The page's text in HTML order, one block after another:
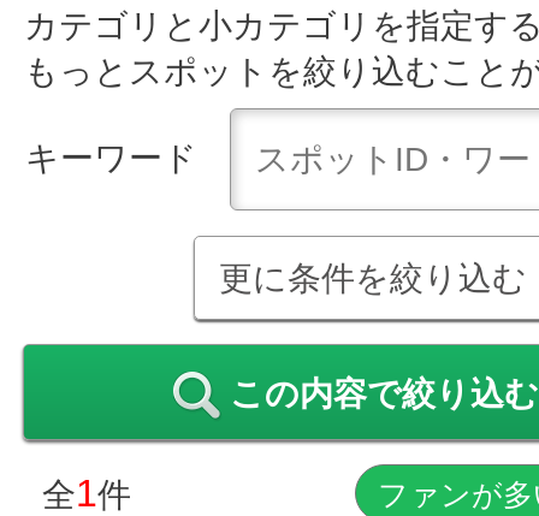
カテゴリと小カテゴリを指定す
もっとスポットを絞り込むこと
キーワード
更に条件を絞り込む
この内容で絞り込む
全1件